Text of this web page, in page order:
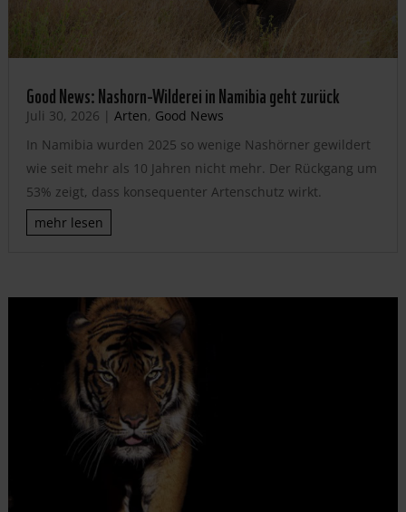
Good News: Nashorn-Wilderei in Namibia geht zurück
Juli 30, 2026 | Arten, Good News
In Namibia wurden 2025 so wenige Nashörner gewildert
wie seit mehr als 10 Jahren nicht mehr. Der Rückgang um
53% zeigt, dass konsequenter Artenschutz wirkt.
mehr lesen